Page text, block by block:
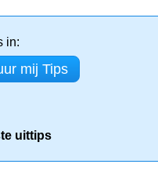
in:
uittips